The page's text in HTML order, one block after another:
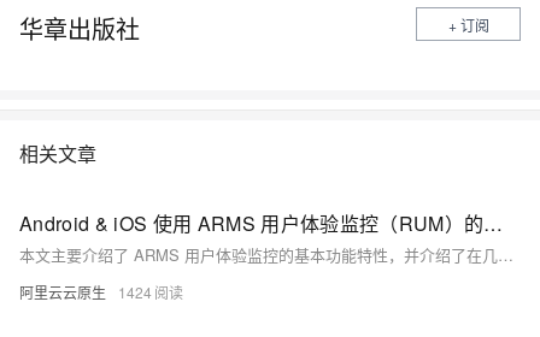
华章出版社 + 订阅
相关文章
Android & iOS 使用 ARMS 用户体验监控（RUM）的最佳实践
本文主要介绍了 ARMS 用户体验监控的基本功能特性，并介绍了在几种常见场景下的最佳实践。
阿里云云原生 1424